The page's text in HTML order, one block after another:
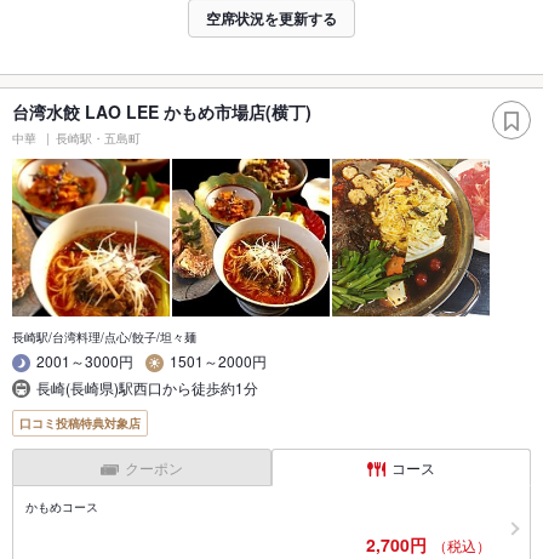
空席状況を更新する
台湾水餃 LAO LEE かもめ市場店(横丁)
中華 長崎駅・五島町
長崎駅/台湾料理/点心/餃子/坦々麺
2001～3000円
1501～2000円
長崎(長崎県)駅西口から徒歩約1分
口コミ投稿特典対象店
クーポン コース
かもめコース
2,700円 （税込）